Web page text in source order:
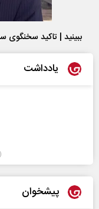
ببینید | تاکید سخنگوی
یادداشت
هویت
پیشخوان